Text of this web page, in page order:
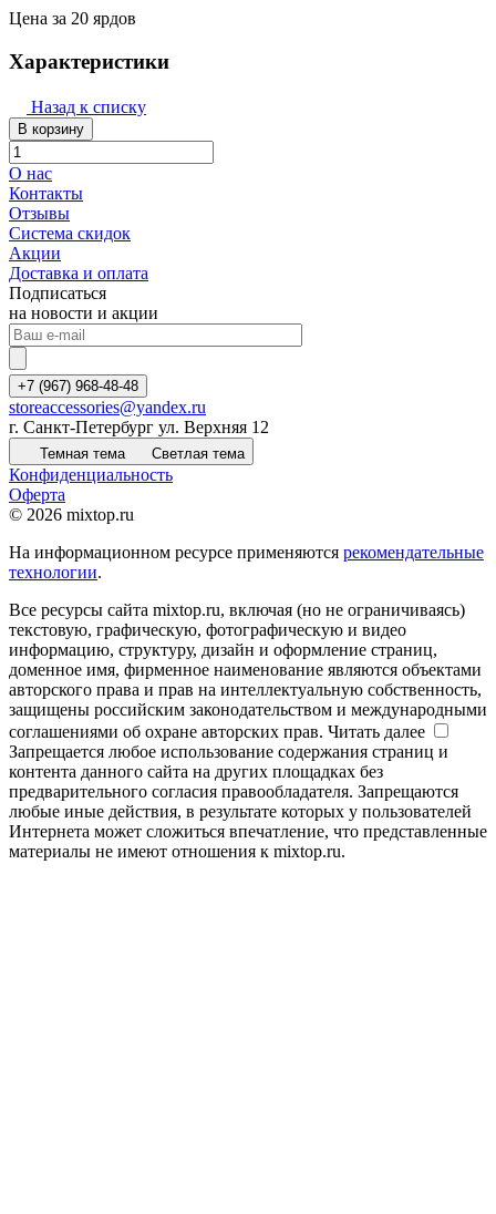
Цена за 20 ярдов
Характеристики
Назад к списку
В корзину
О нас
Контакты
Отзывы
Система скидок
Акции
Доставка и оплата
Подписаться
на новости и акции
+7 (967) 968-48-48
storeaccessories@yandex.ru
г. Санкт-Петербург ул. Верхняя 12
Темная тема Светлая тема
Конфиденциальность
Оферта
© 2026 mixtop.ru
На информационном ресурсе применяются рекомендательные
технологии.
Все ресурсы сайта mixtop.ru, включая (но не ограничиваясь)
текстовую, графическую, фотографическую и видео
информацию, структуру, дизайн и оформление страниц,
доменное имя, фирменное наименование являются объектами
авторского права и прав на интеллектуальную собственность,
защищены российским законодательством и международными
соглашениями об охране авторских прав. Читать далее
Запрещается любое использование содержания страниц и
контента данного сайта на других площадках без
предварительного согласия правообладателя. Запрещаются
любые иные действия, в результате которых у пользователей
Интернета может сложиться впечатление, что представленные
материалы не имеют отношения к mixtop.ru.